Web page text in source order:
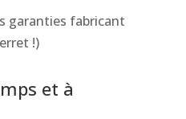
garanties fabricant
!)
et à